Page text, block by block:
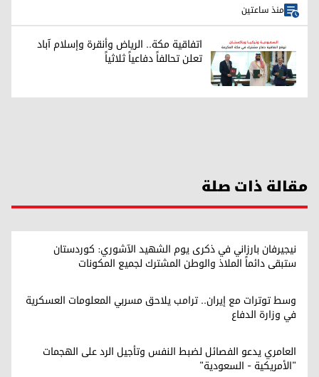
منذ ساعتين
اتفاقية مكة.. الرياض وأنقرة وإسلام آباد
تعلن تحالفاً دفاعياً ثلاثياً
مقالة ذات صلة
نيجيرفان بارزاني في ذكرى يوم الشهيد الآشوري: كوردستان
ستبقى دائماً الملاذ والوطن المشترك لجميع المكونات
وسط توترات مع إيران.. ترامب يلاحق مسربي المعلومات العسكرية
في وزارة الدفاع
العامري يدعو الفصائل لضبط النفس وتأجيل الرد على الهجمات
"الأمريكية - السعودية"